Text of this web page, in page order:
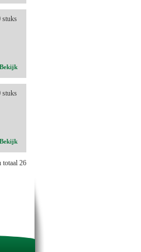
stuks
Bekijk
stuks
Bekijk
totaal 26